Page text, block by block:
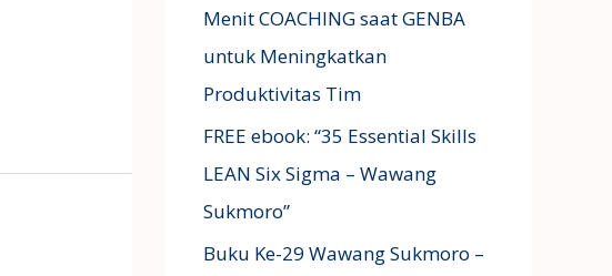
Menit COACHING saat GENBA
untuk Meningkatkan
Produktivitas Tim
FREE ebook: “35 Essential Skills
LEAN Six Sigma – Wawang
Sukmoro”
Buku Ke-29 Wawang Sukmoro –